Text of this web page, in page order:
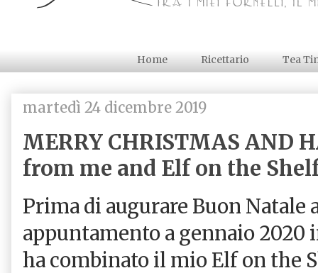
Home Ricettario Tea
martedì 24 dicembre 2019
MERRY CHRISTMAS AND
from me and Elf on the
Prima di augurare Buon Natale
appuntamento a gennaio 2020
ha combinato il mio Elf on the